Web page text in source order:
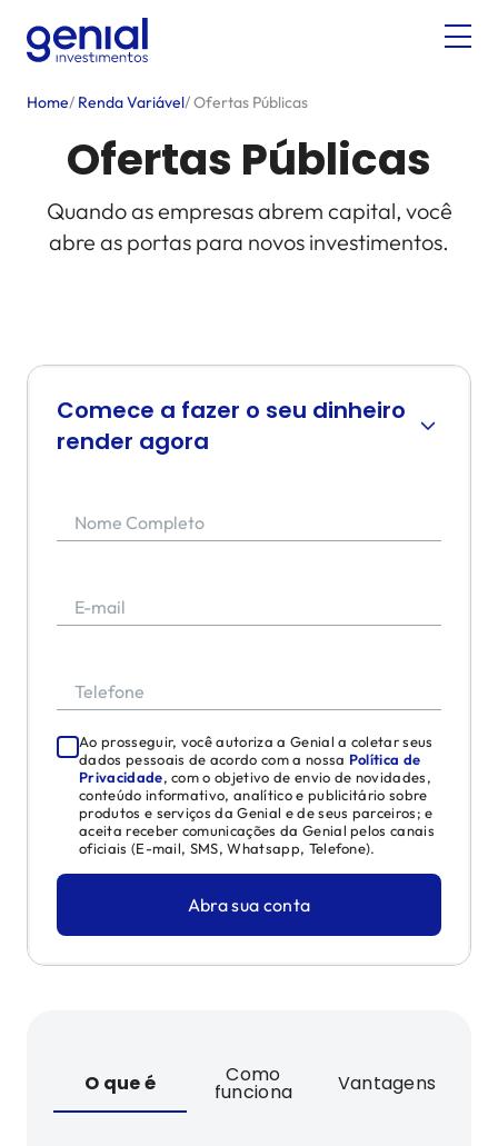
Home/ Renda Variável/Ofertas Públicas
Ofertas Públicas
Quando as empresas abrem capital, você
abre as portas para novos investimentos.
Comece a fazer o seu dinheiro
render agora
Nome Completo
E-mail
Telefone
Ao prosseguir, você autoriza a Genial a coletar seus
dados pessoais de acordo com a nossa Política de
Privacidade, com o objetivo de envio de novidades,
conteúdo informativo, analítico e publicitário sobre
produtos e serviços da Genial e de seus parceiros; e
aceita receber comunicações da Genial pelos canais
oficiais (E-mail, SMS, Whatsapp, Telefone).
Abra sua conta
O que é Como
funciona Vantagens